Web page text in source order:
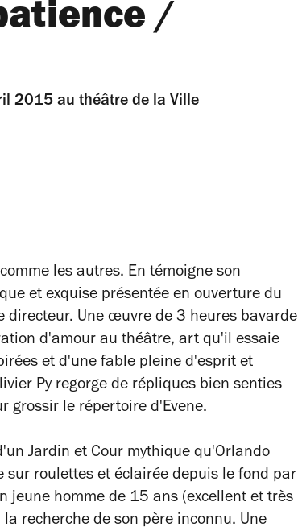
/
2015 au théâtre de la Ville
les autres. En témoigne son
et exquise présentée en ouverture du
directeur. Une œuvre de 3 heures bavarde
d'amour au théâtre, art qu'il essaie
et d'une fable pleine d'esprit et
Py regorge de répliques bien senties
grossir le répertoire d'Evene.
Jardin et Cour mythique qu'Orlando
roulettes et éclairée depuis le fond par
jeune homme de 15 ans (excellent et très
recherche de son père inconnu. Une